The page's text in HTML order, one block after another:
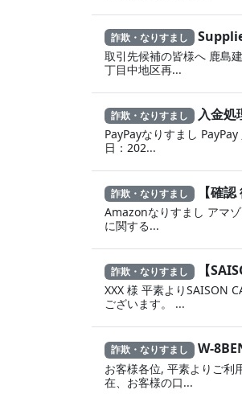
詐欺・なりすまし
取引先候補の皆様へ 鹿島
丁目中地区再...
詐欺・なりすまし 入金処
PayPayなりすまし
日：202...
詐欺・なりすまし 【確認
Amazonなりすまし ア‍マ
に 関する...
詐欺・なりすまし 【
XXX 様 平素よりSAISON
ございます。 ...
詐欺・なりすまし W-
お客様各位, 平素よりご利
在、お客様の口...